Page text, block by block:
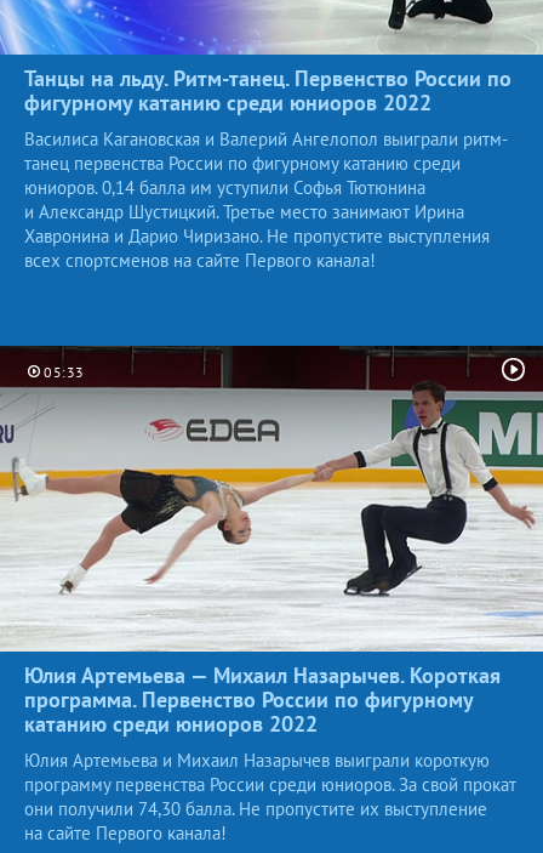
Танцы на льду. Ритм-танец. Первенство России по
фигурному катанию среди юниоров 2022
Василиса Кагановская и Валерий Ангелопол выиграли ритм-
танец первенства России по фигурному катанию среди
юниоров. 0,14 балла им уступили Софья Тютюнина
и Александр Шустицкий. Третье место занимают Ирина
Хавронина и Дарио Чиризано. Не пропустите выступления
всех спортсменов на сайте Первого канала!
05:33
Юлия Артемьева — Михаил Назарычев. Короткая
программа. Первенство России по фигурному
катанию среди юниоров 2022
Юлия Артемьева и Михаил Назарычев выиграли короткую
программу первенства России среди юниоров. За свой прокат
они получили 74,30 балла. Не пропустите их выступление
на сайте Первого канала!